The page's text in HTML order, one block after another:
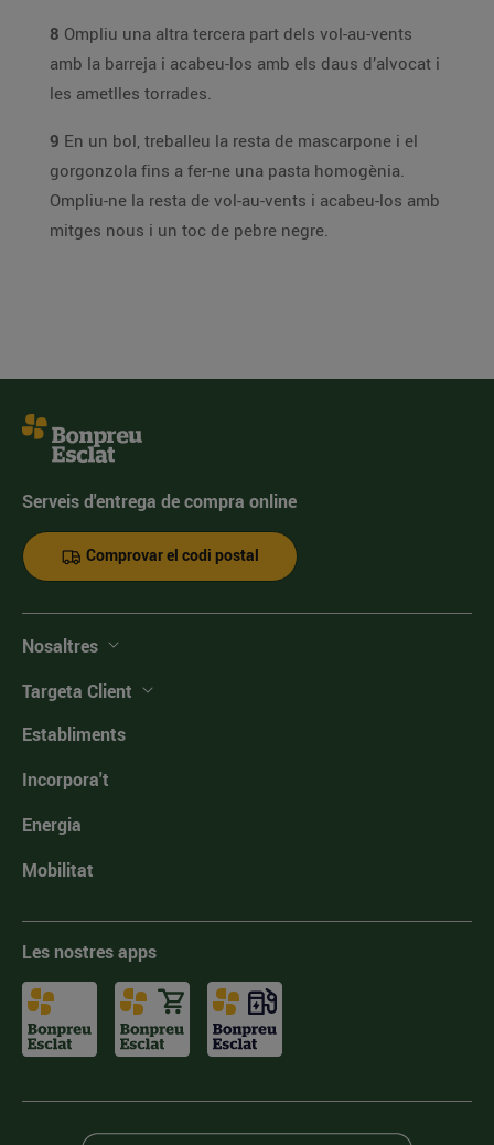
8 Ompliu una altra tercera part dels vol-au-vents
amb la barreja i acabeu-los amb els daus d’alvocat i
les ametlles torrades.
9 En un bol, treballeu la resta de mascarpone i el
gorgonzola fins a fer-ne una pasta homogènia.
Ompliu-ne la resta de vol-au-vents i acabeu-los amb
mitges nous i un toc de pebre negre.
Serveis d'entrega de compra online
Comprovar el codi postal
Nosaltres
Targeta Client
Establiments
Incorpora't
Energia
Mobilitat
Les nostres apps